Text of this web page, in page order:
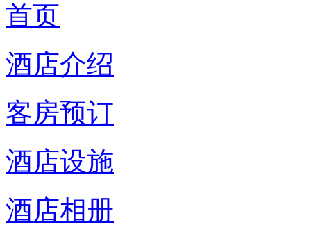
首页
酒店介绍
客房预订
酒店设施
酒店相册